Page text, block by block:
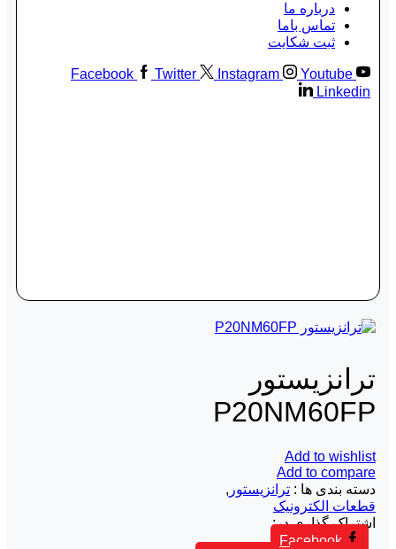
درباره ما
تماس باما
ثبت شکایت
Facebook Twitter Instagram
Youtube
Linkedin
ترانزیستور
P20NM60FP
Add to wishlist
Add to compare
دسته بندی ها : ترانزیستور ,
قطعات الکترونیک
اشتراک گذاری در:
Facebook